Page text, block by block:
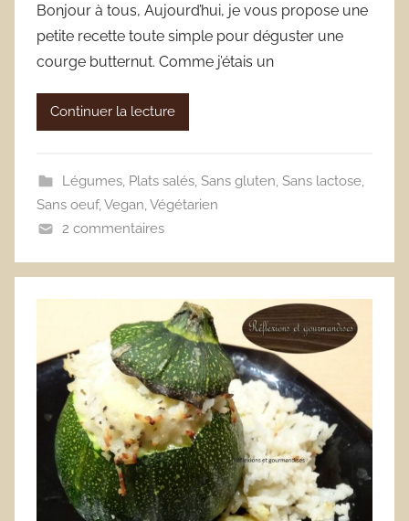
Bonjour à tous, Aujourd’hui, je vous propose une
petite recette toute simple pour déguster une
courge butternut. Comme j’étais un
Continuer la lecture
Légumes, Plats salés, Sans gluten Sans lactose,
Sans oeuf, Vegan Végétarien
2 commentaires